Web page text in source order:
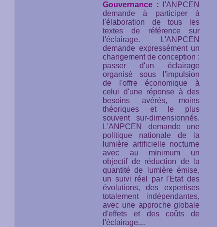
Gouvernance :
l'ANPCEN
demande à participer à
l'élaboration de tous les
textes de référence sur
l'éclairage. L'ANPCEN
demande expressément un
changement de conception :
passer d'un éclairage
organisé sous l'impulsion
de l'offre économique à
celui d'une réponse à des
besoins avérés, moins
théoriques et le plus
souvent sur-dimensionnés.
L'ANPCEN demande une
politique nationale de la
lumière artificielle nocturne
avec au minimum un
objectif de réduction de la
quantité de lumière émise,
un suivi réel par l'Etat des
évolutions, des expertises
totalement indépendantes,
avec une approche globale
d'effets et des coûts de
l'éclairage....